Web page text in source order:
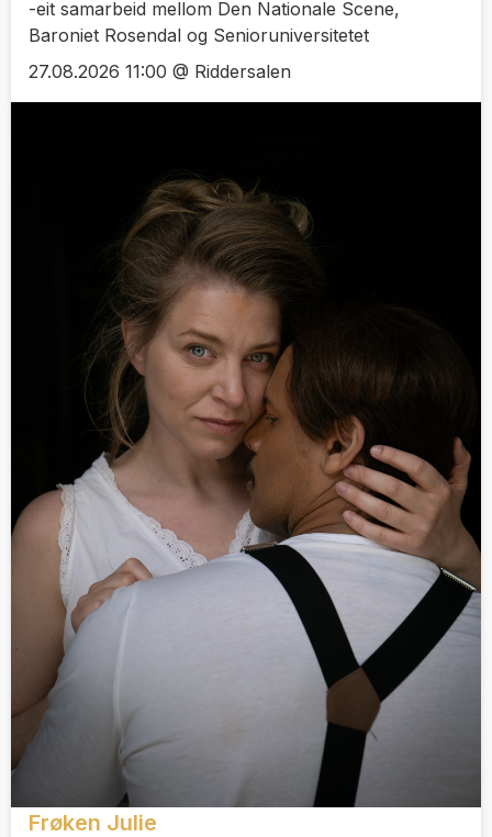
-eit samarbeid mellom Den Nationale Scene,
Baroniet Rosendal og Senioruniversitetet
27.08.2026 11:00 @ Riddersalen
Frøken Julie